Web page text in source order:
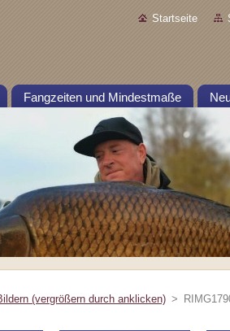
Startseite
Fangzeiten und Mindestmaße
(vergrößern durch anklicken) >